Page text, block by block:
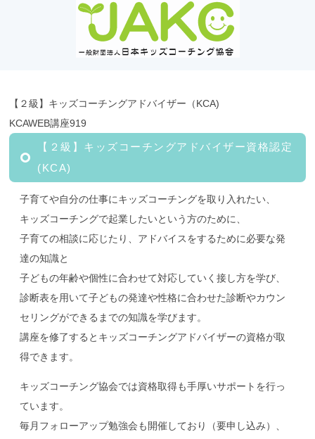
【２級】キッズコーチングアドバイザー（KCA)
KCAWEB講座919
【２級】キッズコーチングアドバイザー資格認定
(KCA)
子育てや自分の仕事にキッズコーチングを取り入れたい、
キッズコーチングで起業したいという方のために、
子育ての相談に応じたり、アドバイスをするために必要な発
達の知識と
子どもの年齢や個性に合わせて対応していく接し方を学び、
診断表を用いて子どもの発達や性格に合わせた診断やカウン
セリングができるまでの知識を学びます。
講座を修了するとキッズコーチングアドバイザーの資格が取
得できます。
キッズコーチング協会では資格取得も手厚いサポートを行っ
ています。
毎月フォローアップ勉強会も開催しており（要申し込み）、